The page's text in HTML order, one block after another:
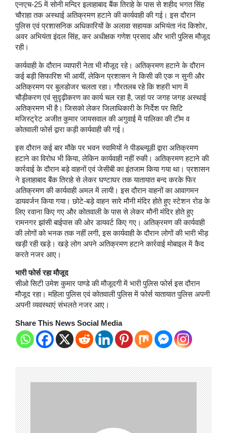
एनएच-25 में सोनी मन्दिर इलाहाबाद बैंक तिराहे के पास से शहीद भगत सिंह
चौराहा तक अस्थाई अतिक्रमण हटाने की कार्यवाही की गई। इस दौरान
पुलिस एवं प्रशासनिक अधिकारियों के अलावा सहायक अभियंता नंद किशोर,
अवर अभियंता इंदल सिंह, कर अधीक्षक गणेश प्रसाद और भारी पुलिस मौजूद
रही।
कार्यवाही के दौरान व्यापारी नेता भी मौजूद रहे। अतिक्रमण हटाने के दौरान
कई बड़ी सिफारिश भी आयीं, लेकिन प्रशासन ने किसी की एक न सुनी और
अतिक्रमण पर बुलडोजर चलता रहा। गौरतलब रहे कि शहरी भाग में
चौड़ीकरण एवं सुदृढ़ीकरण का कार्य चल रहा है, जहां पर जगह जगह अस्थाई
अतिक्रमण भी है। जिसको लेकर जिलाधिकारी के निर्देश पर सिटि
मजिस्ट्रेट अजीत कुमार जायसवाल की अगुवाई में पालिका की टीम व
कोतवाली फोर्स द्वारा कड़ी कार्यवाही की गई।
इस दौरान कई बार मौके पर भवन स्वामियों ने पीडब्ल्यूडी द्वारा अतिक्रमण
हटाने का विरोध भी किया, लेकिन कार्यवाही नहीं रुकी। अतिक्रमण हटाने की
कार्रवाई के दौरान बड़े वाहनों एवं जेसीबी का इंतजाम किया गया था। प्रशासन
ने इलाहाबाद बैंक तिराहे से लेकर घण्टाघर तक यातायात बन्द करके फिर
अतिक्रमण की कार्यवाही अमल में लायी। इस दौरान वाहनों का आवागमन
डायवर्जन किया गया। छोटे-बड़े वाहन सारे मौनी मंदिर होते हुए स्टेशन रोड के
लिए रवाना किए गए और कोतवाली के पास से लेकर मौनी मंदिर होते हुए
रामनगर झांसी बाईपास की ओर डायवर्ट किए गए। अतिक्रमण की कार्यवाही
की लोगों को भनक तक नहीं लगी, इस कार्यवाही के दौरान लोगों की भारी भीड़
खड़ी रही खड़े। खड़े लोग अपने अतिक्रमण हटाने कार्रवाई मोबाइल में कैद
करते नजर आए।
भारी फोर्स रहा मौजूद
सीओ सिटी उमेश कुमार पाण्डे की मौजूदगी में भारी पुलिस फोर्स इस दौरान
मौजूद रहा। महिला पुलिस एवं कोतवाली पुलिस में फोर्स यातायात पुलिस अपनी
अपनी व्यवस्थाएं संभलते नजर आए।
Share This News Social Media